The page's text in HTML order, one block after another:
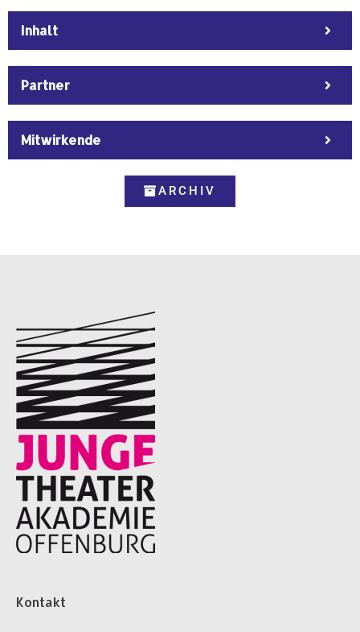
Inhalt
Partner
Mitwirkende
ARCHIV
Kontakt